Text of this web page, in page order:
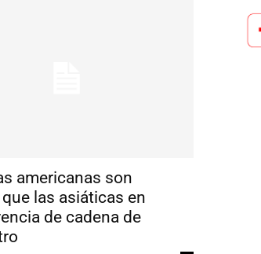
americanas son
las asiáticas en
de cadena de